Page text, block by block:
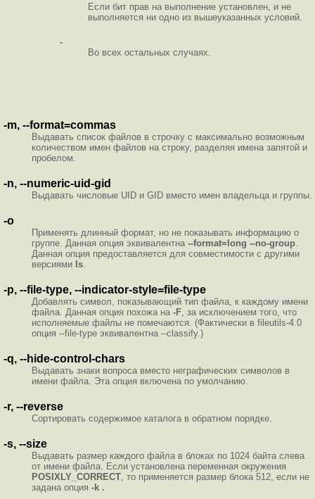
Если бит прав на выполнение установлен, и не
выполняется ни одно из вышеуказанных условий.
-
Во всех остальных случаях.
-m, --format=commas
Выдавать список файлов в строчку с максимально возможным
количеством имен файлов на строку, разделяя имена запятой и
пробелом.
-n, --numeric-uid-gid
Выдавать числовые UID и GID вместо имен владельца и группы.
-o
Применять длинный формат, но не показывать информацию о
группе. Данная опция эквивалентна --format=long --no-group
Данная опция предоставляется для совместимости с другими
версиями ls
-p, --file-type, --indicator-style=file-type
Добавлять символ, показывающий тип файла, к каждому имени
файла. Данная опция похожа на -F , за исключением того, что
исполняемые файлы не помечаются. (Фактически в fileutils-4.0
опция --file-type эквивалентна --classify.)
-q, --hide-control-chars
Выдавать знаки вопроса вместо неграфических символов в
имени файла. Эта опция включена по умолчанию.
-r, --reverse
Сортировать содержимое каталога в обратном порядке.
-s, --size
Выдавать размер каждого файла в блоках по 1024 байта слева
от имени файла. Если установлена переменная окружения
POSIXLY_CORRECT , то применяется размер блока 512, если не
задана опция -k .